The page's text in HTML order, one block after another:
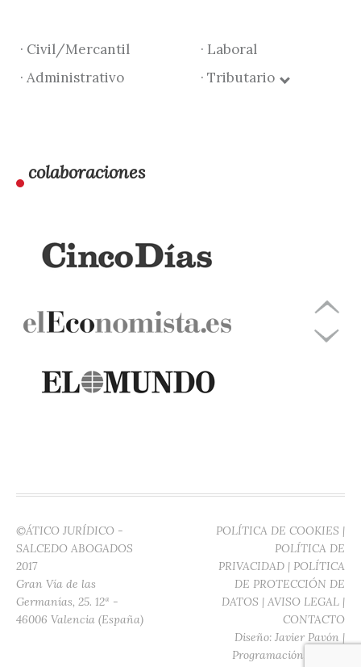
· Civil/Mercantil
· Laboral
· Administrativo
· Tributario
colaboraciones
©ÁTICO JURÍDICO -
SALCEDO ABOGADOS
2017
Gran Vía de las
Germanías, 25. 12ª -
46006 Valencia (España)
POLÍTICA DE COOKIES |
POLÍTICA DE
PRIVACIDAD | POLÍTICA
DE PROTECCIÓN DE
DATOS | AVISO LEGAL |
CONTACTO
Diseño: Javier Pavón |
Programación: